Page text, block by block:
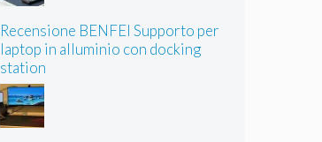
Recensione BENFEI Supporto per
laptop in alluminio con docking
station